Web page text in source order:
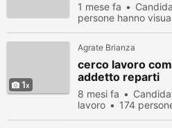
1 mese fa
persone hanno
1
Agrate Brianza
cerco lavoro
addetto reparti
8 mesi fa
lavoro
174